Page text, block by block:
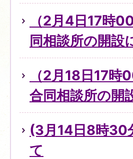
（2月4日17時
同相談所の開設
（2月18日17
合同相談所の開
(3月14日8時30
て